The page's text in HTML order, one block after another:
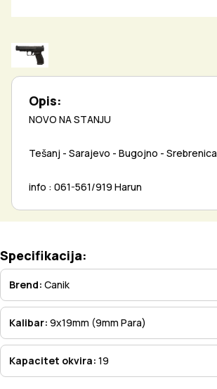
Opis:
NOVO NA STANJU
Tešanj - Sarajevo - Bugojno - Srebrenica
info : 061-561/919 Harun
Specifikacija:
Brend: Canik
Kalibar: 9x19mm (9mm Para)
Kapacitet okvira: 19